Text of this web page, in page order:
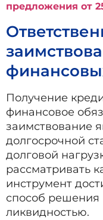
предложения от
Получение
финансовое
заимствование
долгосрочной
долговой
рассматривать
инструмент
способ решения
ликвидностью.